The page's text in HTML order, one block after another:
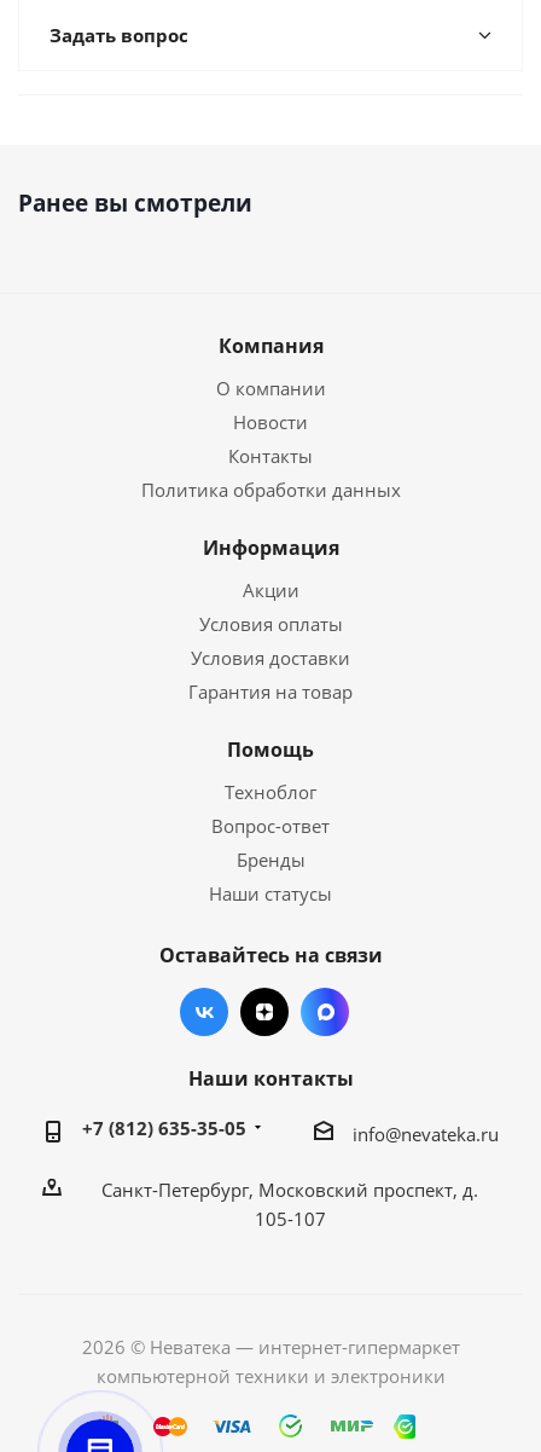
Задать вопрос
Ранее вы смотрели
Компания
О компании
Новости
Контакты
Политика обработки данных
Информация
Акции
Условия оплаты
Условия доставки
Гарантия на товар
Помощь
Техноблог
Вопрос-ответ
Бренды
Наши статусы
Оставайтесь на связи
Наши контакты
+7 (812) 635-35-05 info@nevateka.ru
Санкт-Петербург, Московский проспект, д.
105-107
2026 © Неватека — интернет-гипермаркет
компьютерной техники и электроники